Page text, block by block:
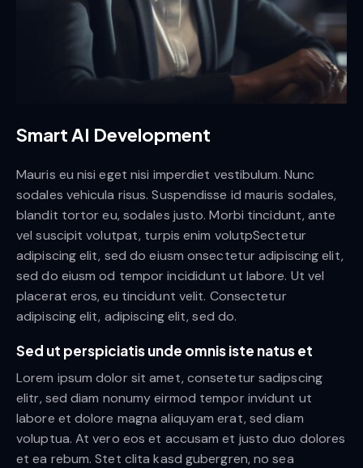
Smart AI Development
Mauris eu nisi eget nisi imperdiet vestibulum. Nunc
sodales vehicula risus. Suspendisse id mauris sodales,
blandit tortor eu, sodales justo. Morbi tincidunt, ante
vel suscipit volutpat, turpis enim volutpSectetur
adipiscing elit, sed do eiusm onsectetur adipiscing elit,
sed do eiusm od tempor incididunt ut labore. Ut vel
placerat eros, eu tincidunt velit. Consectetur
adipiscing elit, adipiscing elit, sed do.
Sed ut perspiciatis unde omnis iste natus et
Lorem ipsum dolor sit amet, consetetur sadipscing
elitr, sed diam nonumy eirmod tempor invidunt ut
labore et dolore magna aliquyam erat, sed diam
voluptua. At vero eos et accusam et justo duo dolores
et ea rebum. Stet clita kasd gubergren, no sea